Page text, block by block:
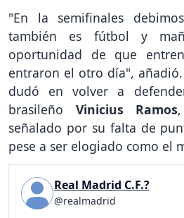
"En la semifinales
también es fútbol y
oportunidad de que
entraron el otro día",
dudó en volver a
brasileño Vinicius Ramos
señalado por su falta de
pese a ser elogiado como el
Real Madrid C.F.?
@realmadrid